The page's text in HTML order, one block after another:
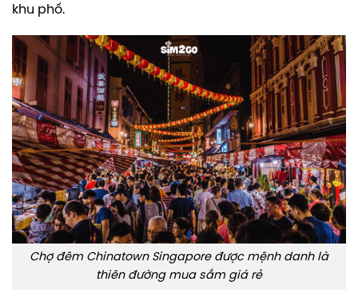
khu phố.
Chợ đêm Chinatown Singapore được mệnh danh là
thiên đường mua sắm giá rẻ